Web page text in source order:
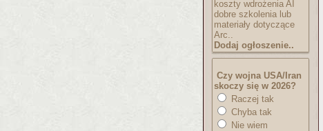
koszty wdrożenia AI
dobre szkolenia lub
materiały dotyczące
Arc..
Dodaj ogłoszenie..
Czy wojna USA/Iran
skoczy się w 2026?
Raczej tak
Chyba tak
Nie wiem